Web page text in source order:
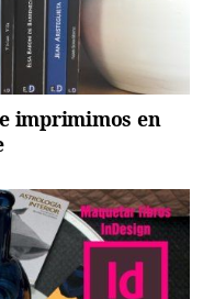
imprimimos en